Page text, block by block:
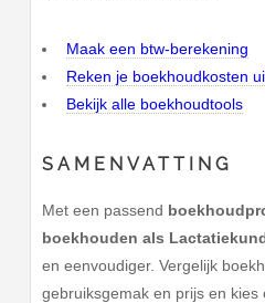
Maak een btw-berekening
Reken je boekhoudkosten
Bekijk alle boekhoudtools
SAMENVATTING
Met een passend
boekhouden als
en eenvoudiger. Vergelijk
gebruiksgemak en prijs en kies